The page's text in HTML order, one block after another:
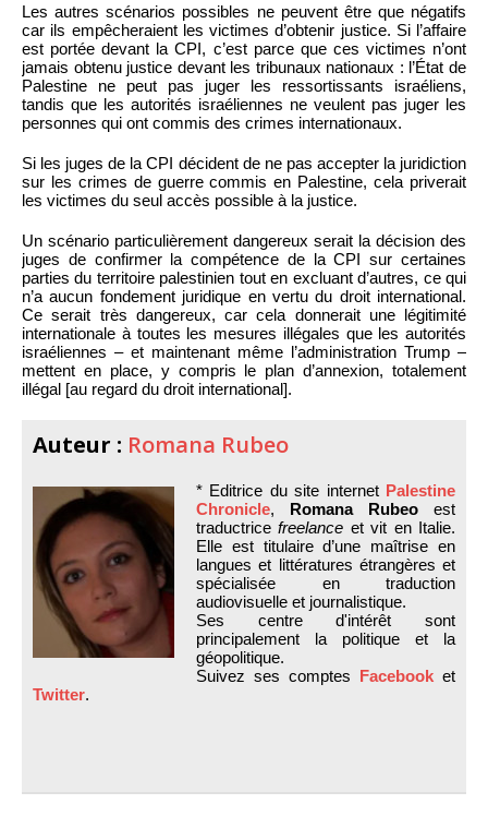
Les autres scénarios possibles ne peuvent être que négatifs
car ils empêcheraient les victimes d’obtenir justice. Si l’affaire
est portée devant la CPI, c’est parce que ces victimes n’ont
jamais obtenu justice devant les tribunaux nationaux : l’État de
Palestine ne peut pas juger les ressortissants israéliens,
tandis que les autorités israéliennes ne veulent pas juger les
personnes qui ont commis des crimes internationaux.
Si les juges de la CPI décident de ne pas accepter la juridiction
sur les crimes de guerre commis en Palestine, cela priverait
les victimes du seul accès possible à la justice.
Un scénario particulièrement dangereux serait la décision des
juges de confirmer la compétence de la CPI sur certaines
parties du territoire palestinien tout en excluant d’autres, ce qui
n’a aucun fondement juridique en vertu du droit international.
Ce serait très dangereux, car cela donnerait une légitimité
internationale à toutes les mesures illégales que les autorités
israéliennes – et maintenant même l’administration Trump –
mettent en place, y compris le plan d’annexion, totalement
illégal [au regard du droit international].
Auteur : Romana Rubeo
* Editrice du site internet Palestine
Chronicle, Romana Rubeo est
traductricefreelance et vit en Italie.
Elle est titulaire d’une maîtrise en
langues et littératures étrangères et
spécialisée en traduction
audiovisuelle et journalistique.
Ses centre d'intérêt sont
principalement la politique et la
géopolitique.
Suivez ses comptes Facebook et
Twitter.